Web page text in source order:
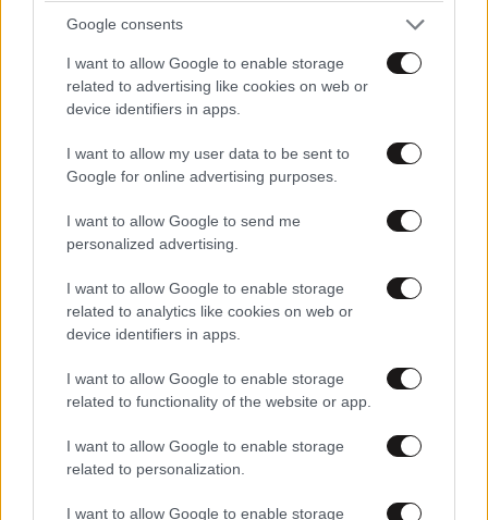
Google consents
I want to allow Google to enable storage
related to advertising like cookies on web or
device identifiers in apps.
I want to allow my user data to be sent to
Google for online advertising purposes.
I want to allow Google to send me
personalized advertising.
I want to allow Google to enable storage
related to analytics like cookies on web or
device identifiers in apps.
I want to allow Google to enable storage
related to functionality of the website or app.
I want to allow Google to enable storage
related to personalization.
I want to allow Google to enable storage
Greek Mafia: Μετά τον 31χρονο στη Γερμανία,
νέα σύλληψη για την ομάδα του «Έντικ», στο
Σε 57χρονη από την Κυψέλη ανήκει η σορός